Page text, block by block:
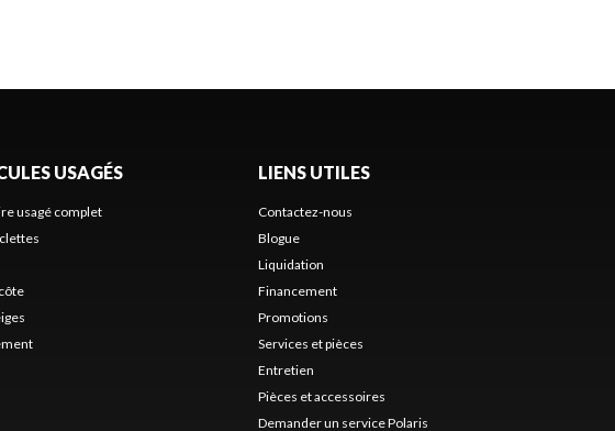
USAGÉS
usagé complet
LIENS UTILES
Contactez-nous
Blogue
Liquidation
Financement
Promotions
Services et pièces
Entretien
Pièces et accessoires
Demander un service Polaris